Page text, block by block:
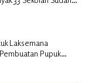
Laksemana
Pupuk